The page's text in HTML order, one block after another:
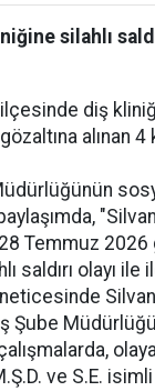
silahlı
ilçesinde diş
alınan 4
Temmuz 2026
saldırı olayı ile
neticesinde
Şube
ve S.E.